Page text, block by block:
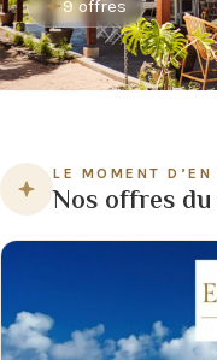
9 offres
LE MOMENT D’EN
Nos offres